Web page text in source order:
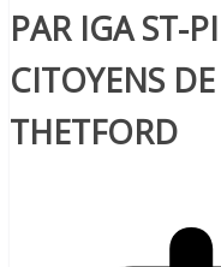
PAR IGA ST-
CITOYENS
THETFORD